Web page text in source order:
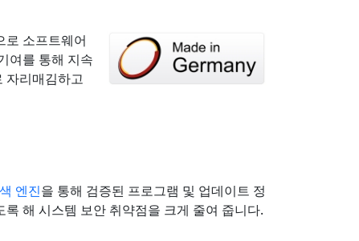
소프트웨어
여를 통해 지속
자리매김하고
엔진을 통해 검증된 프로그램 및 업데이트 정
해 시스템 보안 취약점을 크게 줄여 줍니다.